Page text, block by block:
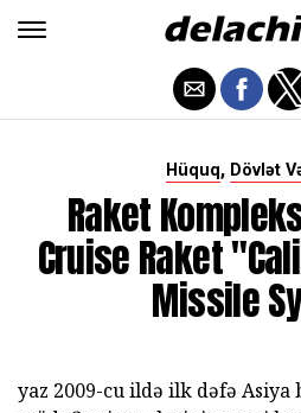
Hüquq, Dövlət
Raket
Cruise Raket
Missile
yaz 2009-cu ildə ilk dəfə Asiya